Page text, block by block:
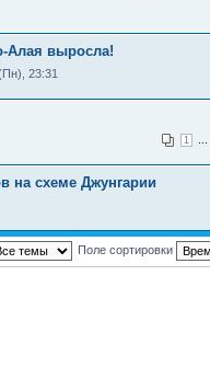
Алая выросла!
23:31
1
на схеме Джунгарии
Поле сортировки